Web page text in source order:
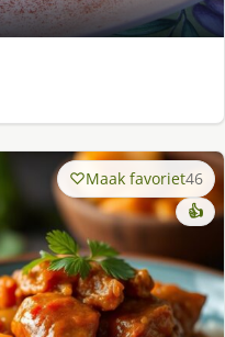
Maak favoriet46
👍